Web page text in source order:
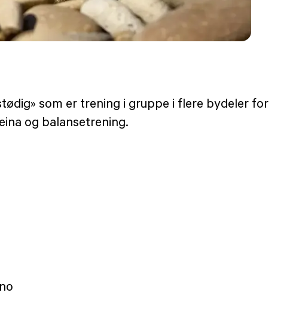
som er trening i gruppe i flere bydeler for
og balansetrening.